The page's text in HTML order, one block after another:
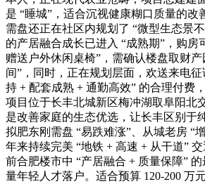
是 “睡城”，适合沉视健康糊口质量的改
需盘还正在社区内规划了 “微型生态景
的产居融合成长已进入 “成熟期”，购房
赠送户外休闲桌椅”，需确认楼盘取财
间”，同时，正在规划层面，欢送来电
持 + 配套成熟 + 通勤高效” 的合理付费
项目位于长丰北城新区梅冲湖取阜阳北
是改善家庭的生态优选，让长丰区别于
拟肥东刚需盘 “易跌难涨”、从城老房 “
年来持续完美 “地铁 + 高速 + 从干道”
前合肥楼市中 “产居融合 + 质量保障”
量年轻人才落户。适合预算 120-200 万